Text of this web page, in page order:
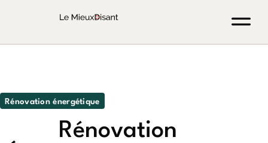
Rénovation énergétique
Rénovation